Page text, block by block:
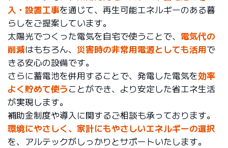
入・設置工事を通じて、再生可能エネルギーのある暮
らしをご提案しています。
太陽光でつくった電気を自宅で使うことで、 電気代の
削減はもちろん、 災害時の非常用電源としても活用で
きる安心の設備です。
さらに蓄電池を併用することで、発電した電気を効率
よく貯めて使うことができ、より安定した省エネ生活
が実現します。
補助金制度や導入に関するご相談も承っております。
環境にやさしく、家計にもやさしいエネルギーの選択
を、アルテックがしっかりとサポートいたします。